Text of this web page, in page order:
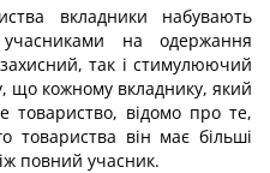
вкладники набувають
на одержання
так і стимулюючий
що кожному вкладнику, який
товариство, відомо про те,
товариства він має більші
повний учасник.